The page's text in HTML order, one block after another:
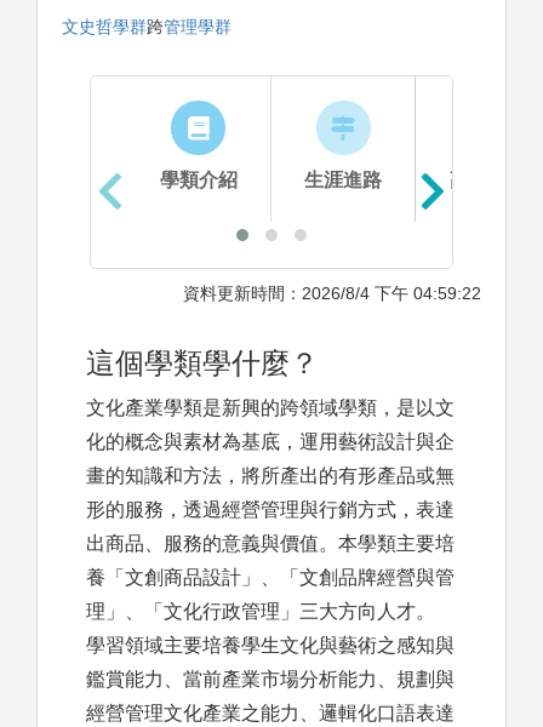
文史哲學群跨管理學群
學類介紹 生涯進路 高中準備
資料更新時間：2026/8/4 下午 04:59:22
這個學類學什麼？
文化產業學類是新興的跨領域學類，是以文
化的概念與素材為基底，運用藝術設計與企
畫的知識和方法，將所產出的有形產品或無
形的服務，透過經營管理與行銷方式，表達
出商品、服務的意義與價值。本學類主要培
養「文創商品設計」、「文創品牌經營與管
理」、「文化行政管理」三大方向人才。
學習領域主要培養學生文化與藝術之感知與
鑑賞能力、當前產業市場分析能力、規劃與
經營管理文化產業之能力、邏輯化口語表達